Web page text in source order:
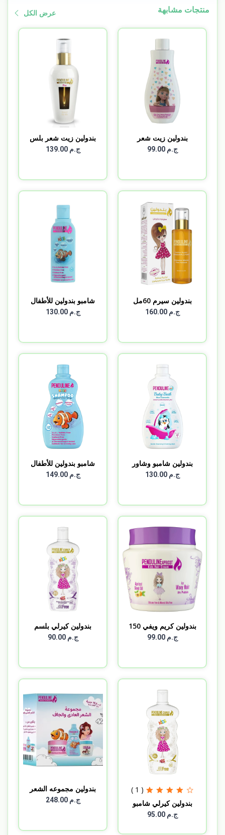
منتجات مشابهة عرض الكل
بندولين زيت شعر
اطفال ع...
ج.م 99.00
بندولين زيت شعر بلس
120...ج.م 139.00
بندولين سيرم 60مل
ج.م 160.00
شامبو بندولين للأطفال
6...ج.م 130.00
بندولين شامبو وشاور
بيب...ج.م 130.00
شامبو بندولين للأطفال
4...ج.م 149.00
بندولين كريم ويفي 150
م...ج.م 99.00
بندولين كيرلي بلسم
300...ج.م 90.00
( 1 )
بندولين كيرلي شامبو
300...ج.م 95.00
بندولين مجموعه الشعر
ال...ج.م 248.00